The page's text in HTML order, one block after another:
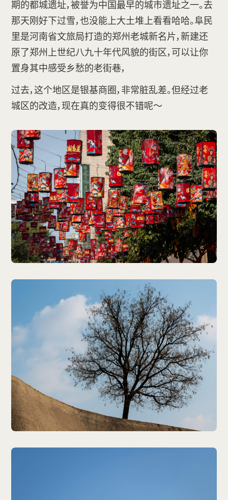
期的都城遗址，被誉为中国最早的城市遗址之一。去
那天刚好下过雪，也没能上大土堆上看看哈哈。阜民
里是河南省文旅局打造的郑州老城新名片，新建还
原了郑州上世纪八九十年代风貌的街区，可以让你
置身其中感受乡愁的老街巷，
过去，这个地区是银基商圈，非常脏乱差。但经过老
城区的改造，现在真的变得很不错呢～